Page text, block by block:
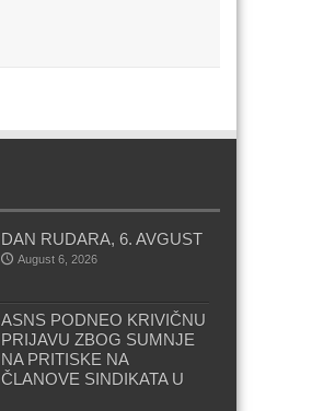
DAN RUDARA, 6. AVGUST
August 6, 2026
ASNS PODNEO KRIVIČNU
PRIJAVU ZBOG SUMNJE
NA PRITISKE NA
ČLANOVE SINDIKATA U